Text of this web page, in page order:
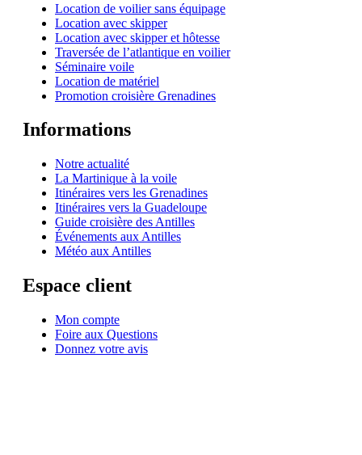
Location de voilier sans équipage
Location avec skipper
Location avec skipper et hôtesse
Traversée de l’atlantique en voilier
Séminaire voile
Location de matériel
Promotion croisière Grenadines
Informations
Notre actualité
La Martinique à la voile
Itinéraires vers les Grenadines
Itinéraires vers la Guadeloupe
Guide croisière des Antilles
Événements aux Antilles
Météo aux Antilles
Espace client
Mon compte
Foire aux Questions
Donnez votre avis